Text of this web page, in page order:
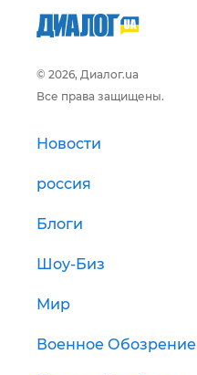
© 2026, Диалог.ua
Все права защищены.
Новости
россия
Блоги
Шоу-Биз
Мир
Военное Обозрение